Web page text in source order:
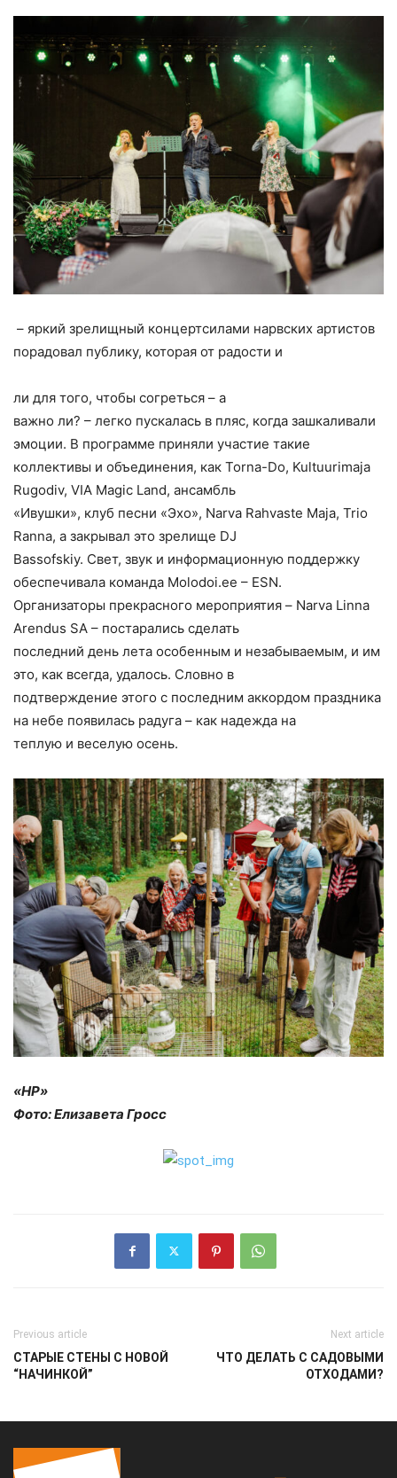
– яркий зрелищный концертсилами нарвских артистов
порадовал публику, которая от радости и
ли для того, чтобы согреться – а
важно ли? – легко пускалась в пляс, когда зашкаливали
эмоции. В программе приняли участие такие
коллективы и объединения, как Torna-Do, Kultuurimaja
Rugodiv, VIA Magic Land, ансамбль
«Ивушки», клуб песни «Эхо», Narva Rahvaste Maja, Trio
Ranna, а закрывал это зрелище DJ
Bassofskiy. Свет, звук и информационную поддержку
обеспечивала команда Molodoi.ee – ESN.
Организаторы прекрасного мероприятия – Narva Linna
Arendus SA – постарались сделать
последний день лета особенным и незабываемым, и им
это, как всегда, удалось. Словно в
подтверждение этого с последним аккордом праздника
на небе появилась радуга – как надежда на
теплую и веселую осень.
«НР»
Фото: Елизавета Гросс
Previous article
СТАРЫЕ СТЕНЫ С НОВОЙ
“НАЧИНКОЙ”
Next article
ЧТО ДЕЛАТЬ С САДОВЫМИ
ОТХОДАМИ?